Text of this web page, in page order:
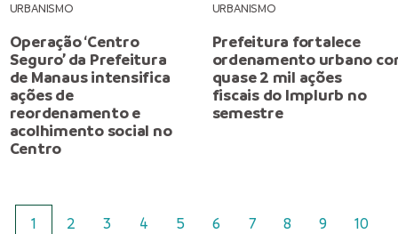
URBANISMO
Operação ‘Centro
Seguro’ da Prefeitura
de Manaus intensifica
ações de
reordenamento e
acolhimento social no
Centro
URBANISMO
Prefeitura fortalece
ordenamento urbano
quase 2 mil ações
fiscais do Implurb no
semestre
1 2 3 4 5 6 7 8 9 10